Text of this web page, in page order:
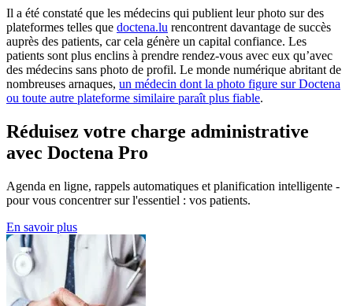
Il a été constaté que les médecins qui publient leur photo sur des
plateformes telles que doctena.lu rencontrent davantage de succès
auprès des patients, car cela génère un capital confiance. Les
patients sont plus enclins à prendre rendez-vous avec eux qu’avec
des médecins sans photo de profil. Le monde numérique abritant de
nombreuses arnaques, un médecin dont la photo figure sur Doctena
ou toute autre plateforme similaire paraît plus fiable.
Réduisez votre charge administrative
avec Doctena Pro
Agenda en ligne, rappels automatiques et planification intelligente -
pour vous concentrer sur l'essentiel : vos patients.
En savoir plus